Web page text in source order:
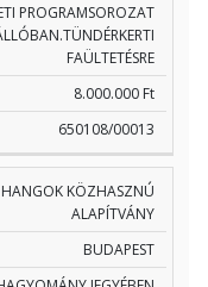
PROGRAMSOROZAT
FAÜLTETÉSRE
8.000.000 Ft
650108/00013
KÖZHASZNÚ
ALAPÍTVÁNY
BUDAPEST